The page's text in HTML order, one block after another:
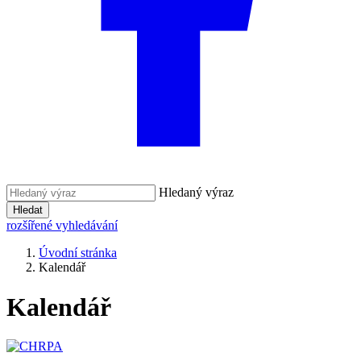
Hledaný výraz
Hledat
rozšířené vyhledávání
Úvodní stránka
Kalendář
Kalendář